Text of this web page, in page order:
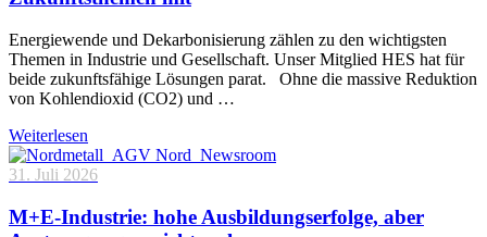
Energiewende und Dekarbonisierung zählen zu den wichtigsten
Themen in Industrie und Gesellschaft. Unser Mitglied HES hat für
beide zukunftsfähige Lösungen parat. Ohne die massive Reduktion
von Kohlendioxid (CO2) und …
Weiterlesen
31. Juli 2026
M+E-Industrie: hohe Ausbildungserfolge, aber